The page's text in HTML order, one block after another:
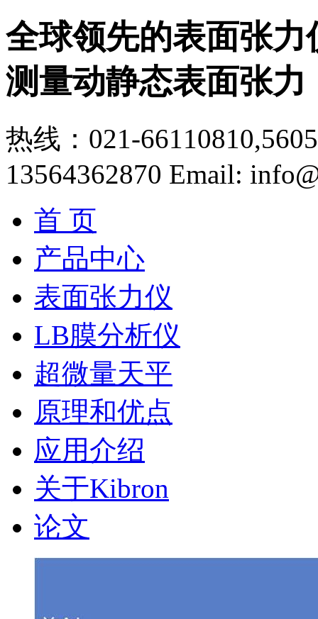
全球领先的表面张
测量动静态表面张力
热线：021-
13564362870 Email:
首 页
产品中心
表面张力仪
LB膜分析仪
超微量天平
原理和优点
应用介绍
关于Kibron
论文